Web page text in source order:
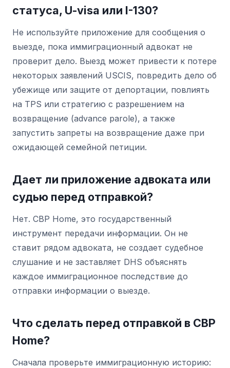
статуса, U-visa или I-130?
Не используйте приложение для сообщения о
выезде, пока иммиграционный адвокат не
проверит дело. Выезд может привести к потере
некоторых заявлений USCIS, повредить дело об
убежище или защите от депортации, повлиять
на TPS или стратегию с разрешением на
возвращение (advance parole), а также
запустить запреты на возвращение даже при
ожидающей семейной петиции.
Дает ли приложение адвоката или
судью перед отправкой?
Нет. CBP Home, это государственный
инструмент передачи информации. Он не
ставит рядом адвоката, не создает судебное
слушание и не заставляет DHS объяснять
каждое иммиграционное последствие до
отправки информации о выезде.
Что сделать перед отправкой в CBP
Home?
Сначала проверьте иммиграционную историю: